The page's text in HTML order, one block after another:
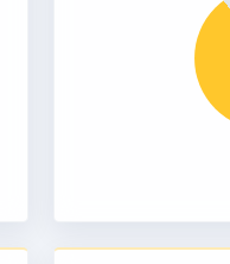
2026-
ve